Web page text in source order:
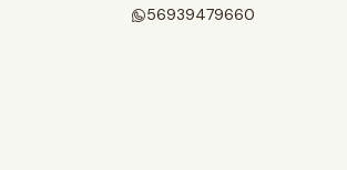
56939479660